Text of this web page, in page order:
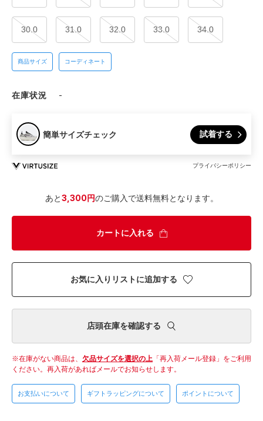
30.0 31.0 32.0 33.0 34.0
商品サイズ コーディネート
在庫状況 -
簡単サイズチェック 試着する
プライバシーポリシー
あと3,300円のご購入で送料無料となります。
カートに入れる
お気に入りリストに追加する
店頭在庫を確認する
在庫がない商品は、 欠品サイズを選択の上 「再入荷メール登録」をご利用
ください。 再入荷があればメールでお知らせします。
お支払いについて ギフトラッピングについて ポイントについて